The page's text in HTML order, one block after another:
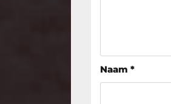
Naam*